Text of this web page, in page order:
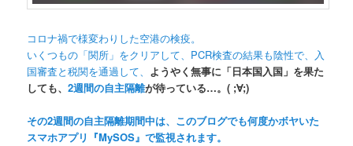
コロナ禍で様変わりした空港の検疫。
いくつもの「関所」をクリアして、PCR検査の結果も陰性で、入
国審査と税関を通過して、 ようやく無事に「日本国入国」を果た
しても、2週間の自主隔離が待っている…。( ;∀;)
その2週間の自主隔離期間中は、このブログでも何度かボヤいた
スマホアプリ『MySOS』で監視されます。